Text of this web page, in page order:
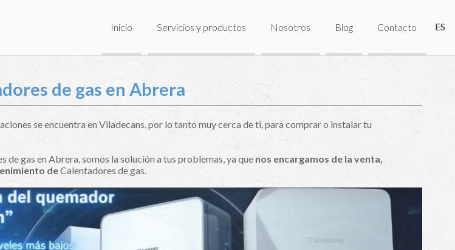
ES
Inicio Servicios y productos Nosotros Blog Contacto
de gas en Abrera
se encuentra en Viladecans, por lo tanto muy cerca de ti, para comprar o instalar tu
de gas en Abrera, somos la solución a tus problemas, ya que nos encargamos de la venta,
deCalentadores de gas.